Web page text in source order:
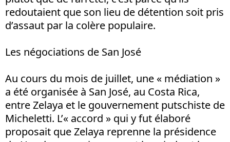
redoutaient que son lieu de détention soit pris
d’assaut par la colère populaire.
Les négociations de San José
Au cours du mois de juillet, une « médiation »
a été organisée à San José, au Costa Rica,
entre Zelaya et le gouvernement putschiste de
Micheletti. L’« accord » qui y fut élaboré
proposait que Zelaya reprenne la présidence